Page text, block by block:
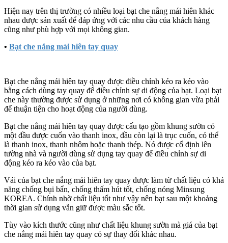
Hiện nay trên thị trường có nhiều loại bạt che nắng mái hiên khác
nhau được sản xuất để đáp ứng với các nhu cầu của khách hàng
cũng như phù hợp với mọi không gian.
• Bạt che nắng mái hiên tay quay
Bạt che nắng mái hiên tay quay được điều chỉnh kéo ra kéo vào
bằng cách dùng tay quay để điều chỉnh sự di động của bạt. Loại bạt
che này thường được sử dụng ở những nơi có không gian vừa phải
để thuận tiện cho hoạt động của người dùng.
Bạt che nắng mái hiên tay quay được cấu tạo gồm khung sườn có
một đầu được cuốn vào thanh inox, đầu còn lại là trục cuốn, có thể
là thanh inox, thanh nhôm hoặc thanh thép. Nó được cố định lên
tường nhà và người dùng sử dụng tay quay để điều chỉnh sự di
động kéo ra kéo vào của bạt.
Vải của bạt che nắng mái hiên tay quay được làm từ chất liệu có khả
năng chống bụi bẩn, chống thấm hút tốt, chống nóng Minsung
KOREA. Chính nhờ chất liệu tốt như vậy nên bạt sau một khoảng
thời gian sử dụng vẫn giữ được màu sắc tốt.
Tùy vào kích thước cũng như chất liệu khung sườn mà giá của bạt
che nắng mái hiên tay quay có sự thay đổi khác nhau.